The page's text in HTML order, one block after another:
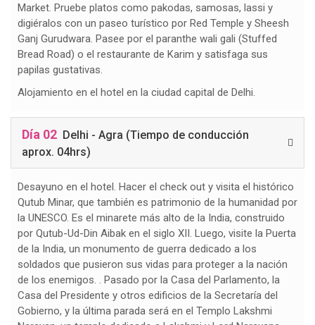
Market. Pruebe platos como pakodas, samosas, lassi y
digiéralos con un paseo turístico por Red Temple y Sheesh
Ganj Gurudwara. Pasee por el paranthe wali gali (Stuffed
Bread Road) o el restaurante de Karim y satisfaga sus
papilas gustativas.
Alojamiento en el hotel en la ciudad capital de Delhi.
Día 02 Delhi - Agra (Tiempo de conducción
aprox. 04hrs)
Desayuno en el hotel. Hacer el check out y visita el histórico
Qutub Minar, que también es patrimonio de la humanidad por
la UNESCO. Es el minarete más alto de la India, construido
por Qutub-Ud-Din Aibak en el siglo XII. Luego, visite la Puerta
de la India, un monumento de guerra dedicado a los
soldados que pusieron sus vidas para proteger a la nación
de los enemigos. . Pasado por la Casa del Parlamento, la
Casa del Presidente y otros edificios de la Secretaría del
Gobierno, y la última parada será en el Templo Lakshmi